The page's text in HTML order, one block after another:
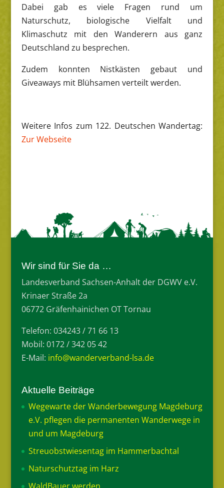
Dabei gab es viele Fragen rund um
Naturschutz, biologische Vielfalt und
Klimaschutz mit den Wanderern aus ganz
Deutschland zu besprechen.
Zudem konnten Nistkästen gebaut und
Giveaways mit Blühsamen verteilt werden.
Weitere Infos zum 122. Deutschen Wandertag:
Zur Webseite
Wir sind für Sie da …
Landesverband Sachsen-Anhalt der DGWV e.V.
Krinaer Straße 2a
06772 Gräfenhainichen OT Tornau
Telefon: 034243 / 71 66 13
Mobil: 0172 / 342 05 42
E-Mail: info@wanderverband-lsa.de
Aktuelle Beiträge
Wegewarte der Wanderbewegung Magdeburg
e.V. pflegen die permanenten Wanderwege in
und um Magdeburg
Streuobstwiesentag im Hammerbachtal
Naturschutztag im Harz